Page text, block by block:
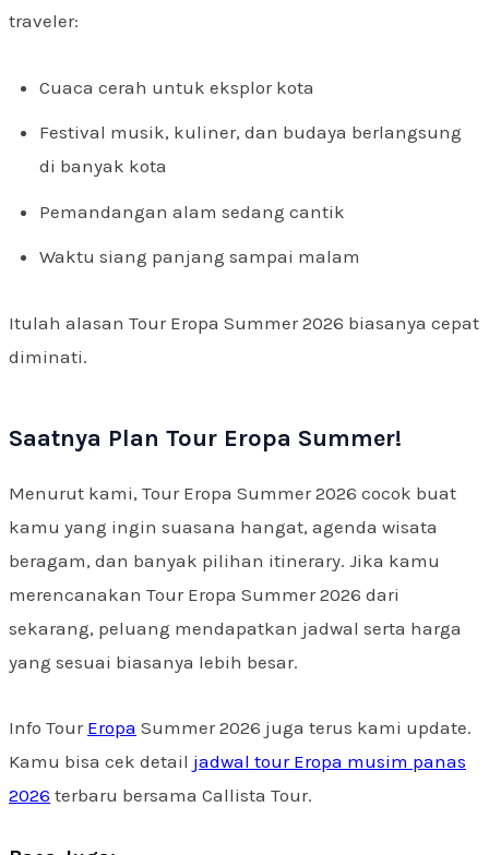
traveler:
Cuaca cerah untuk eksplor kota
Festival musik, kuliner, dan budaya berlangsung
di banyak kota
Pemandangan alam sedang cantik
Waktu siang panjang sampai malam
Itulah alasan Tour Eropa Summer 2026 biasanya cepat
diminati.
Saatnya Plan Tour Eropa Summer!
Menurut kami, Tour Eropa Summer 2026 cocok buat
kamu yang ingin suasana hangat, agenda wisata
beragam, dan banyak pilihan itinerary. Jika kamu
merencanakan Tour Eropa Summer 2026 dari
sekarang, peluang mendapatkan jadwal serta harga
yang sesuai biasanya lebih besar.
Info Tour Eropa Summer 2026 juga terus kami update.
Kamu bisa cek detail jadwal tour Eropa musim panas
2026 terbaru bersama Callista Tour.